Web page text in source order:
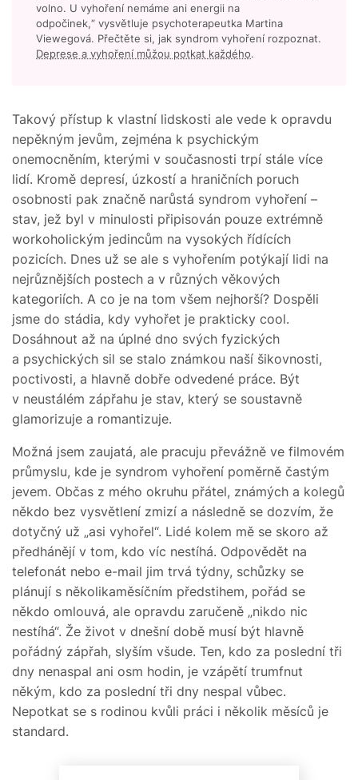
volno. U vyhoření nemáme ani energii na
odpočinek,“ vysvětluje psychoterapeutka Martina
Viewegová. Přečtěte si, jak syndrom vyhoření rozpoznat.
Deprese a vyhoření můžou potkat každého.
Takový přístup k vlastní lidskosti ale vede k opravdu
nepěkným jevům, zejména k psychickým
onemocněním, kterými v současnosti trpí stále více
lidí. Kromě depresí, úzkostí a hraničních poruch
osobnosti pak značně narůstá syndrom vyhoření –
stav, jež byl v minulosti připisován pouze extrémně
workoholickým jedincům na vysokých řídících
pozicích. Dnes už se ale s vyhořením potýkají lidi na
nejrůznějších postech a v různých věkových
kategoriích. A co je na tom všem nejhorší? Dospěli
jsme do stádia, kdy vyhořet je prakticky cool.
Dosáhnout až na úplné dno svých fyzických
a psychických sil se stalo známkou naší šikovnosti,
poctivosti, a hlavně dobře odvedené práce. Být
v neustálém zápřahu je stav, který se soustavně
glamorizuje a romantizuje.
Možná jsem zaujatá, ale pracuju převážně ve filmovém
průmyslu, kde je syndrom vyhoření poměrně častým
jevem. Občas z mého okruhu přátel, známých a kolegů
někdo bez vysvětlení zmizí a následně se dozvím, že
dotyčný už „asi vyhořel“. Lidé kolem mě se skoro až
předhánějí v tom, kdo víc nestíhá. Odpovědět na
telefonát nebo e-mail jim trvá týdny, schůzky se
plánují s několikaměsíčním předstihem, pořád se
někdo omlouvá, ale opravdu zaručeně „nikdo nic
nestíhá“. Že život v dnešní době musí být hlavně
pořádný zápřah, slyším všude. Ten, kdo za poslední tři
dny nenaspal ani osm hodin, je vzápětí trumfnut
někým, kdo za poslední tři dny nespal vůbec.
Nepotkat se s rodinou kvůli práci i několik měsíců je
standard.